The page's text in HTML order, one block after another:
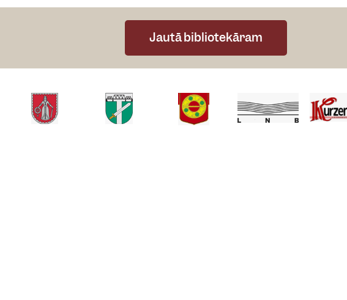
Jautā bibliotekāram